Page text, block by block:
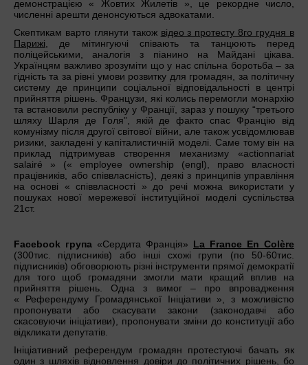
демонстрацією « Жовтих Жилетів », це рекордне число,
численні арешти денонсуються адвокатами.
Скептикам варто глянути також відео з протесту 8го грудня в
Парижі, де мітингуючі співають та танцюють перед
поліцейськими, аналогія з піанино на Майдані цікава.
Українцям важливо зрозуміти що у нас спільна боротьба – за
гідність та за рівні умови розвитку для громадян, за політичну
систему де принципи соціальної відповідальності в центрі
прийняття рішень. Французи, які колись перемогли монархію
та встановили республіку у Франції, зараз у пошуку “третього
шляху Шарля де Голя”, якій де факто спас Францію від
комунізму після другої світової війни, але також усвідомлював
ризики, закладені у капіталистичній моделі. Саме тому він на
приклад підтримував створення механизму «actionnariat
salairé » (« employee ownership (engl), право власності
працівників, або співвласність), деякі з принципів управління
на основі « співвласності » до речі можна використати у
пошуках нової мережевої інституційної моделі суспільства
21ст.
Facebook група «Сердита Франція» La France En Colère
(300тис. підписників) або інші схожі групи (по 50-60тис.
підписників) обговорюють різні інструменти прямої демократії
для того щоб громадяни змогли мати кращий вплив на
прийняття рішень. Одна з вимог – про впровадження
« Референдуму Громадянської Ініціативи », з можливістю
пропонувати або скасувати закони (законодавчі або
скасовуючи ініціативи), пропонувати зміни до конституції або
відкликати депутатів.
Ініціативний референдум громадян протестуючі бачать як
один з шляхів відновлення довіри до політичних рішень, бо